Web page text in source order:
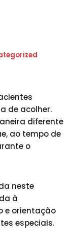
de acolher.
diferente
ao tempo de
o
neste
à
e orientação
especiais.